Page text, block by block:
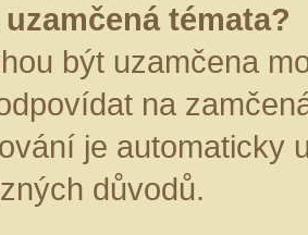
témata?
být uzamčena
na
je automaticky
důvodů.